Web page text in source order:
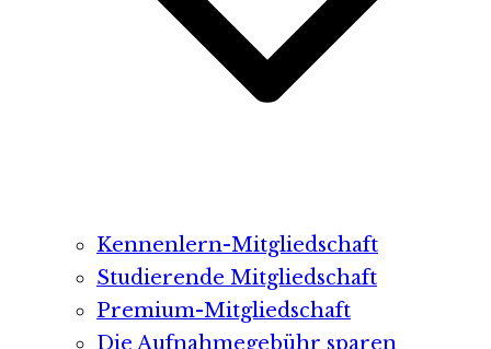
Kennenlern-Mitgliedschaft
Studierende Mitgliedschaft
Premium-Mitgliedschaft
Die Aufnahmegebühr sparen